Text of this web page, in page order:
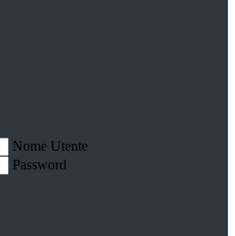
Nome Utente
Password